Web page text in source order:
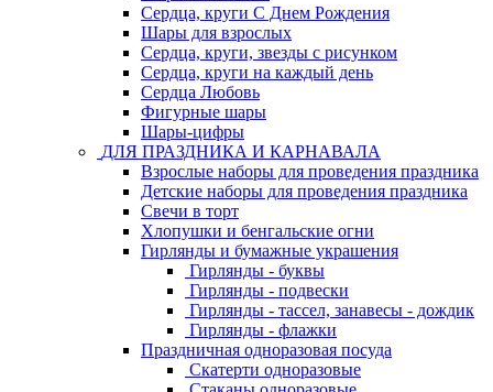
Сердца, круги С Днем Рождения
Шары для взрослых
Сердца, круги, звезды с рисунком
Сердца, круги на каждый день
Сердца Любовь
Фигурные шары
Шары-цифры
ДЛЯ ПРАЗДНИКА И КАРНАВАЛА
Взрослые наборы для проведения праздника
Детские наборы для проведения праздника
Свечи в торт
Хлопушки и бенгальские огни
Гирлянды и бумажные украшения
Гирлянды - буквы
Гирлянды - подвески
Гирлянды - тассел, занавесы - дождик
Гирлянды - флажки
Праздничная одноразовая посуда
Скатерти одноразовые